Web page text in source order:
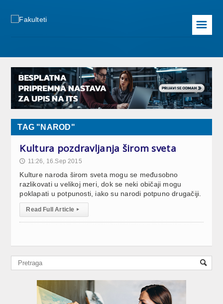
☰
TAG "NAROD"
Kultura pozdravljanja širom sveta
🕔 11:26, 16.Sep 2015
Kulture naroda širom sveta mogu se međusobno
razlikovati u velikoj meri, dok se neki običaji mogu
poklapati u potpunosti, iako su narodi potpuno drugačiji.
Read Full Article ▸